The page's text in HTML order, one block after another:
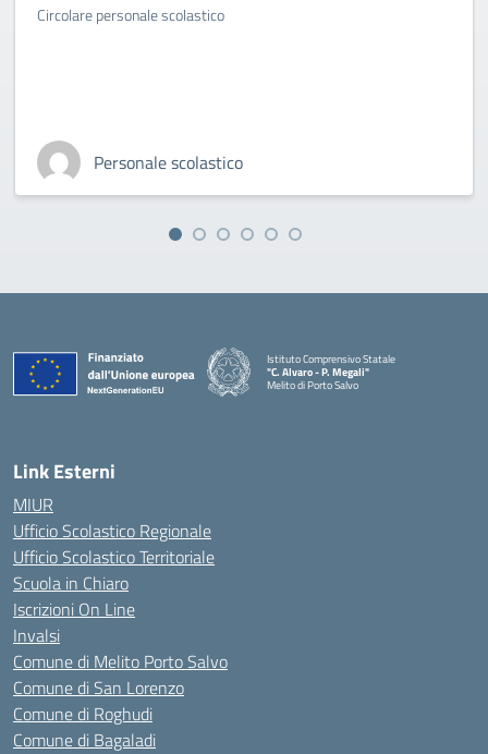
Circolare personale scolastico
Personale scolastico
Istituto Comprensivo Statale
"C. Alvaro - P. Megali"
Melito di Porto Salvo
Link Esterni
MIUR
Ufficio Scolastico Regionale
Ufficio Scolastico Territoriale
Scuola in Chiaro
Iscrizioni On Line
Invalsi
Comune di Melito Porto Salvo
Comune di San Lorenzo
Comune di Roghudi
Comune di Bagaladi